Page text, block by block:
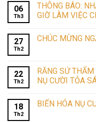
06
Th3
THÔNG BÁO:
GIỜ LÀM VIỆC
27
Th2
CHÚC MỪNG
22
Th2
RĂNG SỨ
NỤ CƯỜI TỎA
18
Th2
BIẾN HÓA NỤ